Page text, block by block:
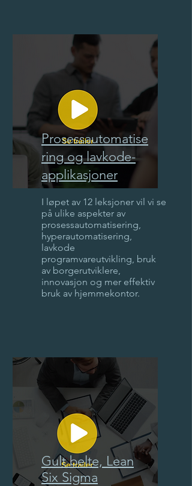
Prosessautomatise
ring og lavkode-
applikasjoner
I løpet av 12 leksjoner vil vi se
på ulike aspekter av
prosessautomatisering,
hyperautomatisering,
lavkode
programvareutvikling, bruk
av borgerutviklere,
innovasjon og mer effektiv
bruk av hjemmekontor.
Gult belte, Lean
Six Sigma